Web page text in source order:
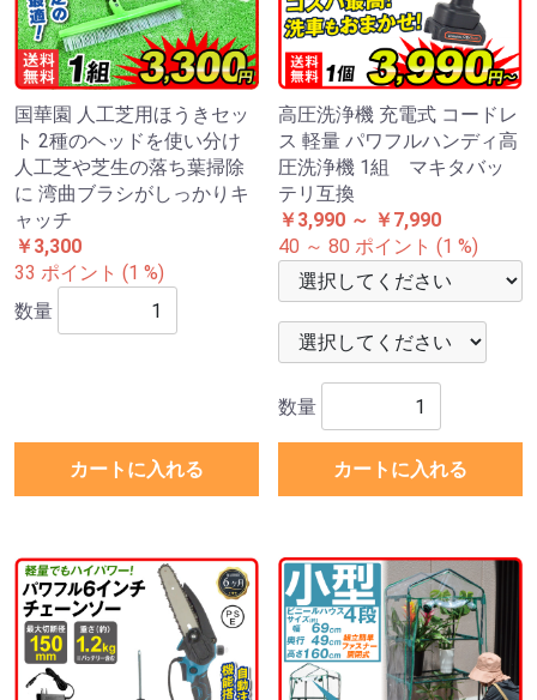
国華園 人工芝用ほうきセッ
ト 2種のヘッドを使い分け
人工芝や芝生の落ち葉掃除
に 湾曲ブラシがしっかりキ
ャッチ
￥3,300
33 ポイント (1 %)
数量
カートに入れる
高圧洗浄機 充電式 コードレ
ス 軽量 パワフルハンディ高
圧洗浄機 1組 マキタバッ
テリ互換
￥3,990 ～ ￥7,990
40 ～ 80 ポイント (1 %)
数量
カートに入れる